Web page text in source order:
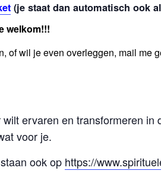
(je staat dan automatisch ook
welkom!!!
of wil je even overleggen, mail me
ervaren en transformeren
voor je.
ook op https://